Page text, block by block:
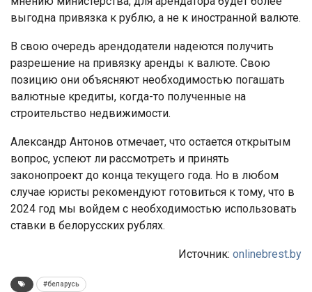
выгодна привязка к рублю, а не к иностранной валюте.
В свою очередь арендодатели надеются получить
разрешение на привязку аренды к валюте. Свою
позицию они объясняют необходимостью погашать
валютные кредиты, когда-то полученные на
строительство недвижимости.
Александр Антонов отмечает, что остается открытым
вопрос, успеют ли рассмотреть и принять
законопроект до конца текущего года. Но в любом
случае юристы рекомендуют готовиться к тому, что в
2024 год мы войдем с необходимостью использовать
ставки в белорусских рублях.
Источник: onlinebrest.by
#беларусь